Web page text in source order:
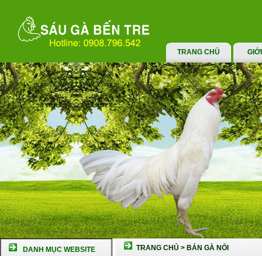
TRANG CHỦ
DANH MỤC WEBSITE TRANG CHỦ > BÁN GÀ NÒI